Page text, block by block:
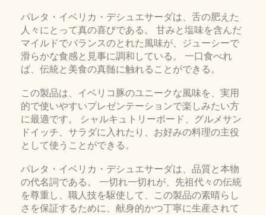
パレタ・イベリカ・デシュエサーダは、舌の肥えた
人々にとって真の喜びである。 甘みと塩味を含んだ
マイルドでバランスのとれた風味が、ジューシーで
滑らかな食感と見事に調和している。 一口食べれ
ば、伝統と美食の真髄に触れることができる。
この製品は、イベリコ豚のユニークな風味を、実用
的で使いやすいプレゼンテーションで楽しみたい方
に最適です。 シャルキュトリーボード、グルメサン
ドイッチ、サラダに入れたり、お好みの料理の主役
として使うことができる。
パレタ・イベリカ・デシュエサーダは、品質と本物
の代名詞である。 一切れ一切れが、先祖代々の伝統
を尊重し、職人技を駆使して、この製品の素晴らし
さを保証するために、献身的かつ丁寧に生産されて